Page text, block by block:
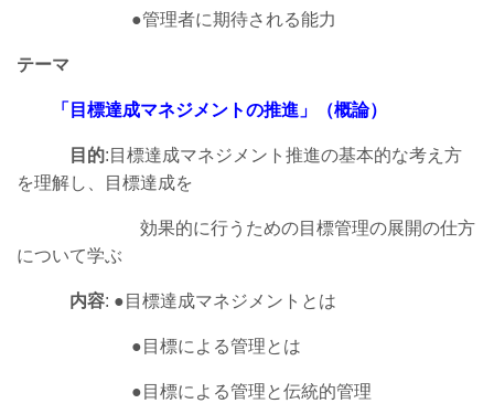
●管理者に期待される能力
テーマ
「目標達成マネジメントの推進」（概論）
目的:目標達成マネジメント推進の基本的な考え方
を理解し、目標達成を
効果的に行うための目標管理の展開の仕方
について学ぶ
内容: ● 目標達成マネジメントとは
● 目標による管理とは
● 目標による管理と伝統的管理